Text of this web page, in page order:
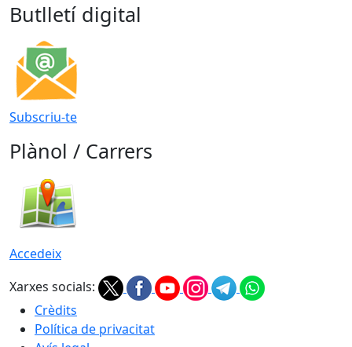
Butlletí digital
Subscriu-te
Plànol / Carrers
Accedeix
Xarxes socials:
Crèdits
Política de privacitat